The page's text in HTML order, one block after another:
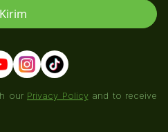
our Privacy Policyand to receive